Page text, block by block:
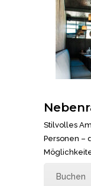
Stilvolles
Personen –
Buchen